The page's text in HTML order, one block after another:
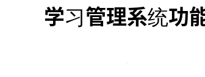
学习管理系统功